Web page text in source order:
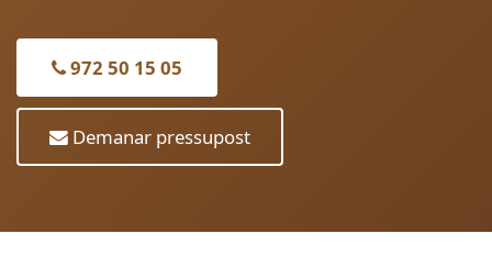
972 50 15 05
Demanar pressupost